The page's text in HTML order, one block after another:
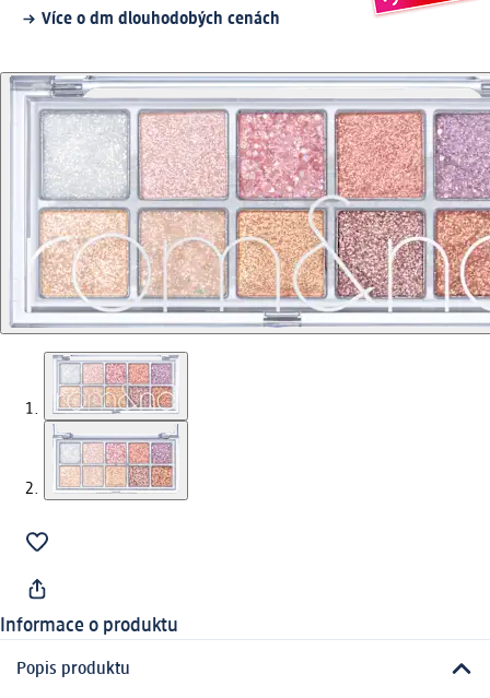
Více o dm dlouhodobých cenách
Informace o produktu
Popis produktu